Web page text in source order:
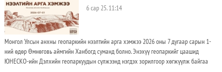
6 сар 25. 11:14
Монгол Улсын анхны геопаркийн нээлтийн арга хэмжээ 2026 оны 7 дугаар сарын 1-
ний өдөр Өмнөговь аймгийн Ханбогд суманд болно. Энэхүү геопаркийг цаашид
ЮНЕСКО-ийн Дэлхийн геопаркуудын сүлжээнд нэгдэх зорилгоор хөгжүүлж байгаа